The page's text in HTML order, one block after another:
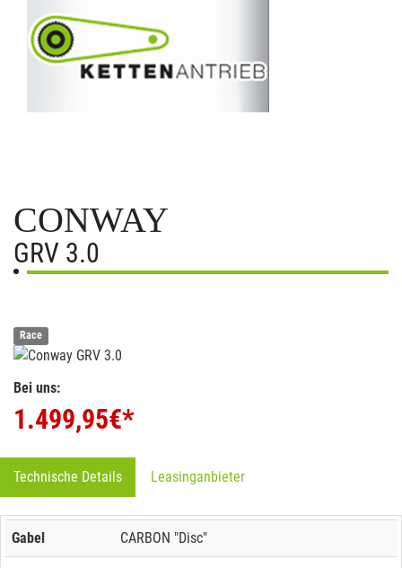
CONWAY
GRV 3.0
Race
Bei uns:
1.499,95€*
Technische Details Leasinganbieter
Gabel CARBON "Disc"